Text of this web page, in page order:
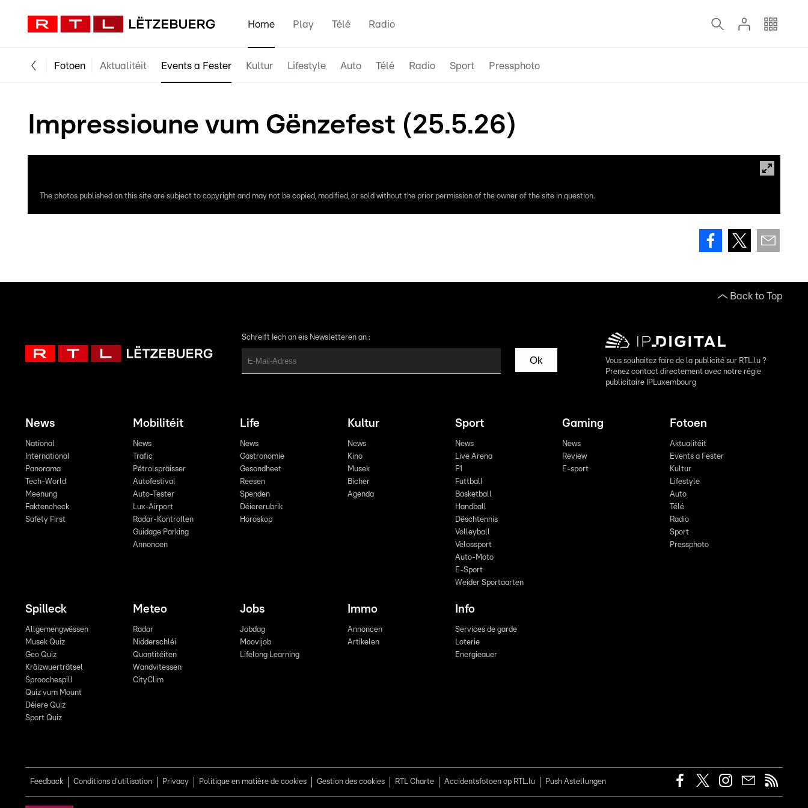
Home Play Télé Radio
Fotoen Aktualitéit Events a Fester Kultur Lifestyle Auto Télé Radio Sport Pressphoto
Impressioune vum Gënzefest (25.5.26)
The photos published on this site are subject to copyright and may not be copied, modified, or sold without the prior permission of the owner of the site in question.
Back to Top
Schreift Iech an eis Newsletteren an :
Ok
Vous souhaitez faire de la publicité sur RTL.lu ?
Prenez contact directement avec notre régie
publicitaire IPLuxembourg
News
National
International
Panorama
Tech-World
Meenung
Faktencheck
Safety First
Mobilitéit
News
Trafic
Pëtrolspräisser
Autofestival
Auto-Tester
Lux-Airport
Radar-Kontrollen
Guidage Parking
Annoncen
Life
News
Gastronomie
Gesondheet
Reesen
Spenden
Déiererubrik
Horoskop
Kultur
News
Kino
Musek
Bicher
Agenda
Sport
News
Live Arena
F1
Futtball
Basketball
Handball
Dëschtennis
Volleyball
Vëlossport
Auto-Moto
E-Sport
Weider Sportaarten
Gaming
News
Review
E-sport
Fotoen
Aktualitéit
Events a Fester
Kultur
Lifestyle
Auto
Télé
Radio
Sport
Pressphoto
Spilleck
Allgemengwëssen
Musek Quiz
Geo Quiz
Kräizwuerträtsel
Sproochespill
Quiz vum Mount
Déiere Quiz
Sport Quiz
Meteo
Radar
Nidderschléi
Quantitéiten
Wandvitessen
CityClim
Jobs
Jobdag
Moovijob
Lifelong Learning
Immo
Annoncen
Artikelen
Info
Services de garde
Loterie
Energieauer
Feedback Conditions d'utilisation Privacy Politique en matière de cookies Gestion des cookies RTL Charte Accidentsfotoen op RTL.lu Push Astellungen